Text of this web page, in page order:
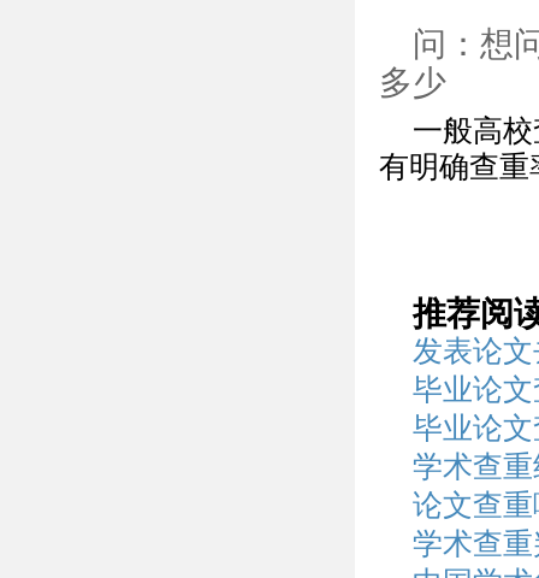
问：想
多少
一般高
有明确查重
推荐阅
发表论
毕业论
毕业论
学术查
论文查
学术查